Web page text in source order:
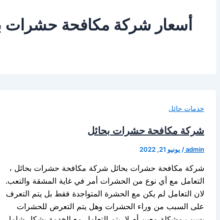
أسعار شركة مكافحة حشرات
خدمات حائل
شركة مكافحة حشرات بحائل
admin
/ يونيو 21, 2022
شركة مكافحة حشرات بحائل شركة مكافحة حشرات بحائل ،
التعامل مع أي نوع من الحشرات أمر في غاية المشقة والتعب.
لان التعامل لم يكن مع الحشرة المتواجدة فقط بل يتم التعرف
على السبب من وراء الحشرات وهل يتم التعرض للحشرات